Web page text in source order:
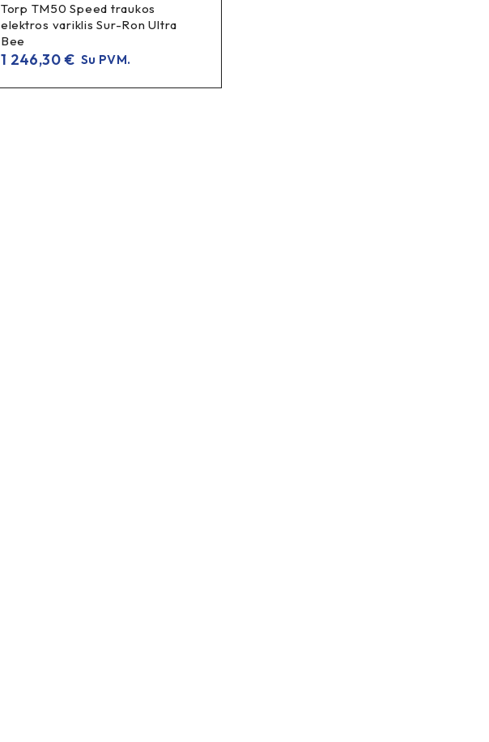
Torp TM50 Speed traukos
elektros variklis Sur-Ron Ultra
Bee
1 246,30€ Su PVM.